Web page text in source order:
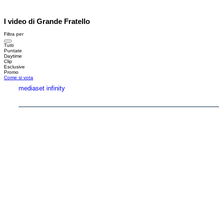
I video di Grande Fratello
Filtra per
Tutti
Puntate
Daytime
Clip
Esclusive
Promo
Come si vota
mediaset infinity